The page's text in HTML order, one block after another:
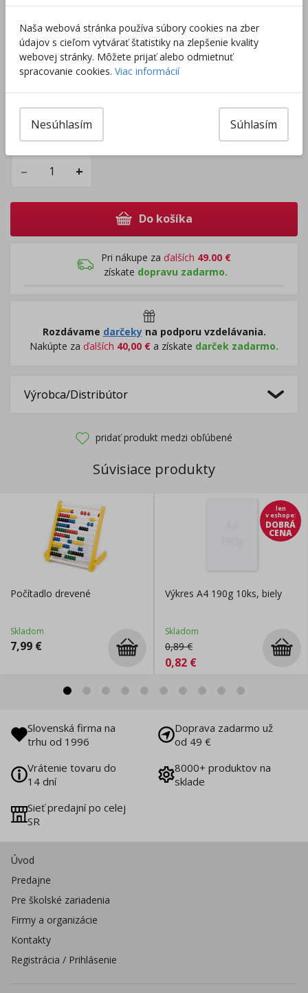
Tovar je skladom.Predpokladaný termín doručenia :
07.08 - kuriérom na adresu ( 4,44€)
06.08 - osobný odber Prievidza (0,00€)
Centrálny sklad:312 ks
Zobraziť dostupnosť v predajniach
– +
Do košíka
Pri nákupe za ďalších 49.00€
získate dopravu zadarmo.
Rozdávame darčeky na podporu vzdelávania.
Nakúpte za ďalších 40,00 € a získate darček zadarmo.
Výrobca/Distribútor
pridať produkt medzi obľúbené
Súvisiace produkty
Počítadlo drevené
Skladom
7,99 €
len
v eshope:
DOBRÁ
CENA
Výkres A4 190g 10ks, biely
Skladom
0,89€
0,82 €
Slovenská firma na
trhu od 1996
Doprava zadarmo už
od 49 €
Vrátenie tovaru do
14 dní
8000+ produktov na
sklade
Sieť predajní po celej
SR
Úvod
Predajne
Pre školské zariadenia
Firmy a organizácie
Kontakty
Registrácia / Prihlásenie
Naša webová stránka používa súbory cookies na zber
údajov s cieľom vytvárať štatistiky na zlepšenie kvality
webovej stránky. Môžete prijať alebo odmietnuť
spracovanie cookies. Viac informácií
Súhlasím
Nesúhlasím